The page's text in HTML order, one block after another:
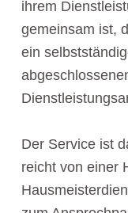
ihrem
gemeinsam ist,
ein
Der Service ist
reicht von einer